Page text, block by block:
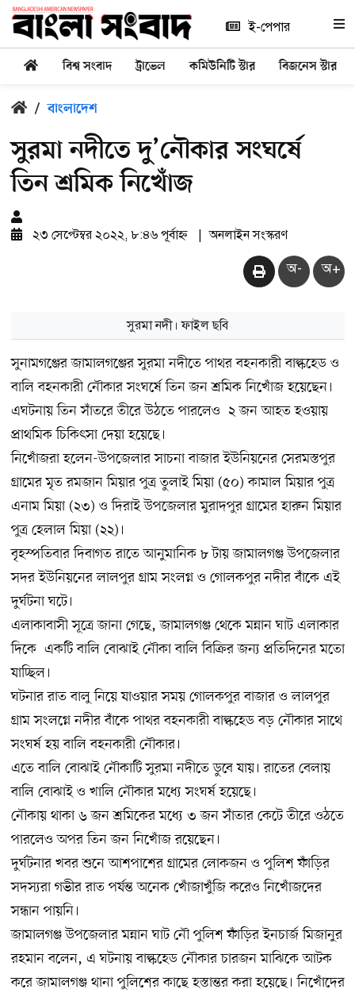
ই-পেপার
বিশ্ব সংবাদ ট্রাভেল কমিউনিটি স্টার বিজনেস স্টার
/ বাংলাদেশ
সুরমা নদীতে দু’নৌকার সংঘর্ষে
তিন শ্রমিক নিখোঁজ
২৩ সেপ্টেম্বর ২০২২, ৮:৪৬ পূর্বাহ্ন অনলাইন সংস্করণ
অ- অ+
সুরমা নদী। ফাইল ছবি
সুনামগঞ্জের জামালগঞ্জের সুরমা নদীতে পাথর বহনকারী বাল্কহেড ও
বালি বহনকারী নৌকার সংঘর্ষে তিন জন শ্রমিক নিখোঁজ হয়েছেন।
এঘটনায় তিন সাঁতরে তীরে উঠতে পারলেও ২ জন আহত হওয়ায়
প্রাথমিক চিকিৎসা দেয়া হয়েছে।
নিখোঁজরা হলেন-উপজেলার সাচনা বাজার ইউনিয়নের সেরমস্তপুর
গ্রামের মৃত রমজান মিয়ার পুত্র তুলাই মিয়া (৫০) কামাল মিয়ার পুত্র
এনাম মিয়া (২৩) ও দিরাই উপজেলার মুরাদপুর গ্রামের হারুন মিয়ার
পুত্র হেলাল মিয়া (২২)।
বৃহস্পতিবার দিবাগত রাতে আনুমানিক ৮ টায় জামালগঞ্জ উপজেলার
সদর ইউনিয়নের লালপুর গ্রাম সংলগ্ন ও গোলকপুর নদীর বাঁকে এই
দুর্ঘটনা ঘটে।
এলাকাবাসী সূত্রে জানা গেছে, জামালগঞ্জ থেকে মন্নান ঘাট এলাকার
দিকে একটি বালি বোঝাই নৌকা বালি বিক্রির জন্য প্রতিদিনের মতো
যাচ্ছিল।
ঘটনার রাত বালু নিয়ে যাওয়ার সময় গোলকপুর বাজার ও লালপুর
গ্রাম সংলগ্নে নদীর বাঁকে পাথর বহনকারী বাল্কহেড বড় নৌকার সাথে
সংঘর্ষ হয় বালি বহনকারী নৌকার।
এতে বালি বোঝাই নৌকাটি সুরমা নদীতে ডুবে যায়। রাতের বেলায়
বালি বোঝাই ও খালি নৌকার মধ্যে সংঘর্ষ হয়েছে।
নৌকায় থাকা ৬ জন শ্রমিকের মধ্যে ৩ জন সাঁতার কেটে তীরে ওঠতে
পারলেও অপর তিন জন নিখোঁজ রয়েছেন।
দুর্ঘটনার খবর শুনে আশপাশের গ্রামের লোকজন ও পুলিশ ফাঁড়ির
সদস্যরা গভীর রাত পর্যন্ত অনেক খোঁজাখুঁজি করেও নিখোঁজদের
সন্ধান পায়নি।
জামালগঞ্জ উপজেলার মন্নান ঘাট নৌ পুলিশ ফাঁড়ির ইনচার্জ মিজানুর
রহমান বলেন, এ ঘটনায় বাল্কহেড নৌকার চারজন মাঝিকে আটক
করে জামালগঞ্জ থানা পুলিশের কাছে হস্তান্তর করা হয়েছে। নিখোঁদের